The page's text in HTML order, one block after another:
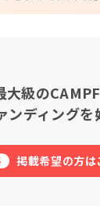
大級の
ンディングを
掲載希望の方は